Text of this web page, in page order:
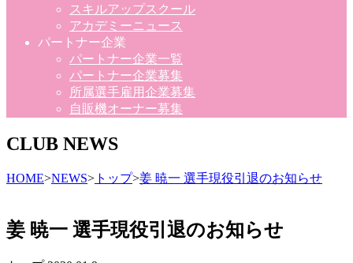
スキルアップスクール
アカデミーニュース
パートナー企業
パートナー企業一覧
パートナー企業募集
所属選手雇用企業募集
自販機オーナー募集
CLUB NEWS
HOME>NEWS> トップ>姜 暁一 選手現役引退のお知らせ
姜 暁一 選手現役引退のお知らせ